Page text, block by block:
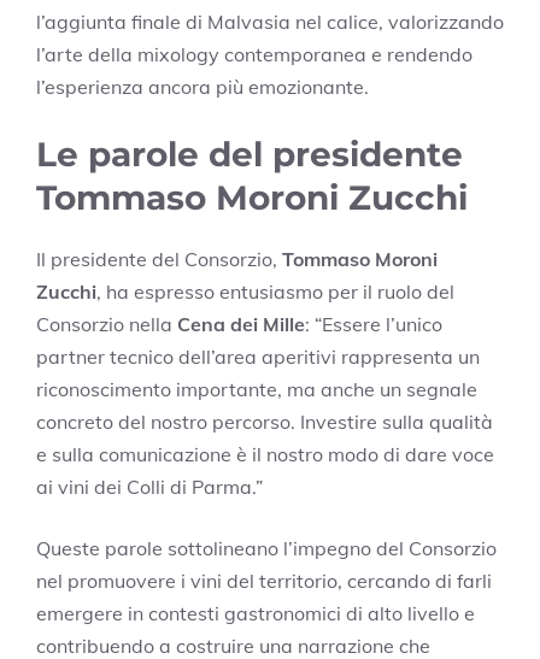
l’aggiunta finale di Malvasia nel calice, valorizzando
l’arte della mixology contemporanea e rendendo
l’esperienza ancora più emozionante.
Le parole del presidente
Tommaso Moroni Zucchi
Il presidente del Consorzio, Tommaso Moroni
Zucchi, ha espresso entusiasmo per il ruolo del
Consorzio nella Cena dei Mille: “Essere l’unico
partner tecnico dell’area aperitivi rappresenta un
riconoscimento importante, ma anche un segnale
concreto del nostro percorso. Investire sulla qualità
e sulla comunicazione è il nostro modo di dare voce
ai vini dei Colli di Parma.”
Queste parole sottolineano l’impegno del Consorzio
nel promuovere i vini del territorio, cercando di farli
emergere in contesti gastronomici di alto livello e
contribuendo a costruire una narrazione che